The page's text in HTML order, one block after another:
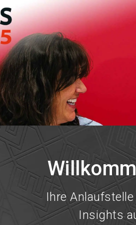
Ihre
Insights